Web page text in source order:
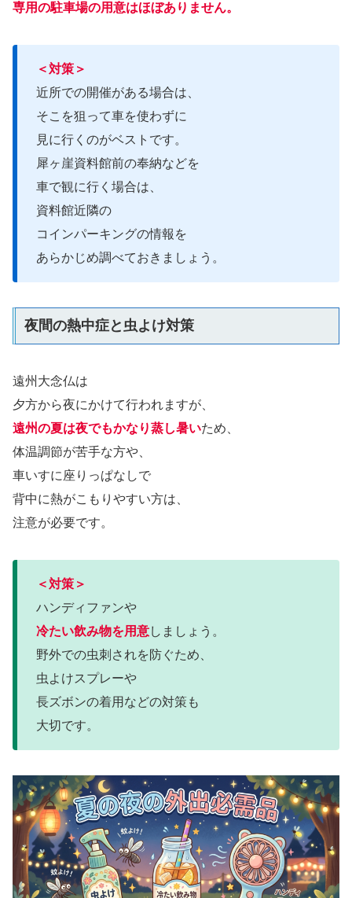
専用の駐車場の用意はほぼありません。
＜対策＞
近所での開催がある場合は、
そこを狙って車を使わずに
見に行くのがベストです。
犀ヶ崖資料館前の奉納などを
車で観に行く場合は、
資料館近隣の
コインパーキングの情報を
あらかじめ調べておきましょう。
夜間の熱中症と虫よけ対策
遠州大念仏は
夕方から夜にかけて行われますが、
遠州の夏は夜でもかなり蒸し暑いため、
体温調節が苦手な方や、
車いすに座りっぱなしで
背中に熱がこもりやすい方は、
注意が必要です。
＜対策＞
ハンディファンや
冷たい飲み物を用意しましょう。
野外での虫刺されを防ぐため、
虫よけスプレーや
長ズボンの着用などの対策も
大切です。